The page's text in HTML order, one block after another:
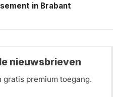
in Brabant
nieuwsbrieven
gratis premium toegang.